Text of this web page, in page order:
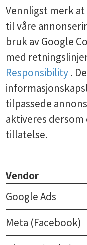
Vennligst merk
til våre
bruk av Google
med
Responsibility.
tilpassede
aktiveres
tillatelse.
Vendor
Google Ads
Meta (Facebook)